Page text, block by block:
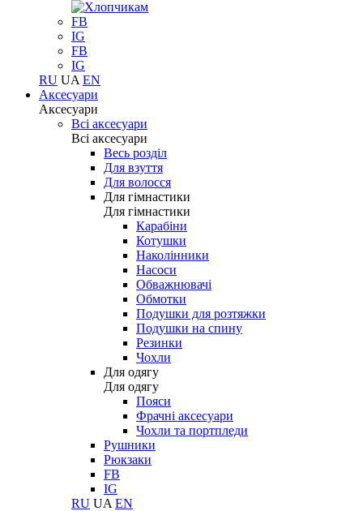
FB
IG
FB
IG
RU UA EN
Аксесуари
Аксесуари
Всі аксесуари
Всі аксесуари
Весь розділ
Для взуття
Для волосся
Для гімнастики
Для гімнастики
Карабіни
Котушки
Наколінники
Насоси
Обважнювачі
Обмотки
Подушки для розтяжки
Подушки на спину
Резинки
Чохли
Для одягу
Для одягу
Пояси
Фрачні аксесуари
Чохли та портпледи
Рушники
Рюкзаки
FB
IG
RU UA EN